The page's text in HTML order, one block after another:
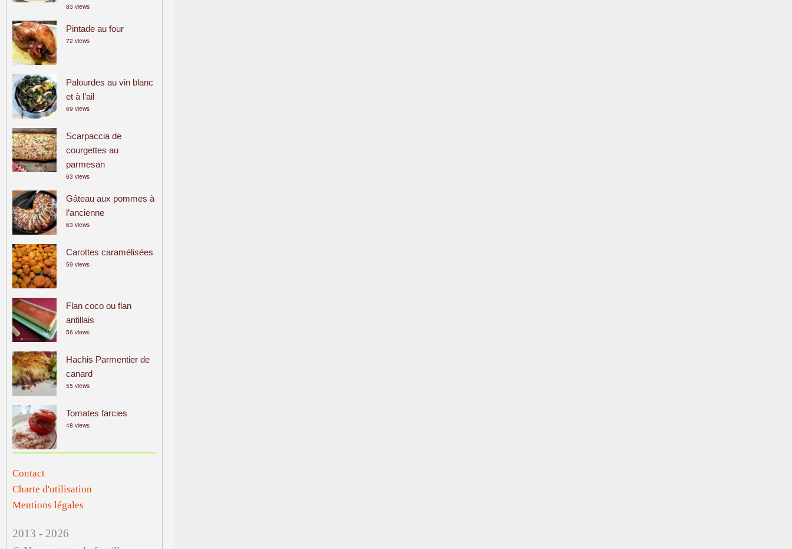
83 views
Pintade au four
72 views
Palourdes au vin blanc
et à l’ail
69 views
Scarpaccia de
courgettes au
parmesan
63 views
Gâteau aux pommes à
l’ancienne
63 views
Carottes caramélisées
59 views
Flan coco ou flan
antillais
56 views
Hachis Parmentier de
canard
55 views
Tomates farcies
48 views
Contact
Charte d'utilisation
Mentions légales
2013 - 2026